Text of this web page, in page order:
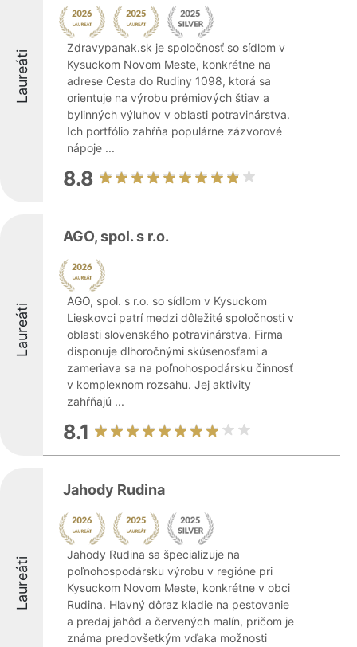
Laureáti
Zdravypanak.sk je spoločnosť so sídlom v
Kysuckom Novom Meste, konkrétne na
adrese Cesta do Rudiny 1098, ktorá sa
orientuje na výrobu prémiových štiav a
bylinných výluhov v oblasti potravinárstva.
Ich portfólio zahŕňa populárne zázvorové
nápoje ...
8.8
Laureáti
AGO, spol. s r.o.
AGO, spol. s r.o. so sídlom v Kysuckom
Lieskovci patrí medzi dôležité spoločnosti v
oblasti slovenského potravinárstva. Firma
disponuje dlhoročnými skúsenosťami a
zameriava sa na poľnohospodársku činnosť
v komplexnom rozsahu. Jej aktivity
zahŕňajú ...
8.1
Laureáti
Jahody Rudina
Jahody Rudina sa špecializuje na
poľnohospodársku výrobu v regióne pri
Kysuckom Novom Meste, konkrétne v obci
Rudina. Hlavný dôraz kladie na pestovanie
a predaj jahôd a červených malín, pričom je
známa predovšetkým vďaka možnosti